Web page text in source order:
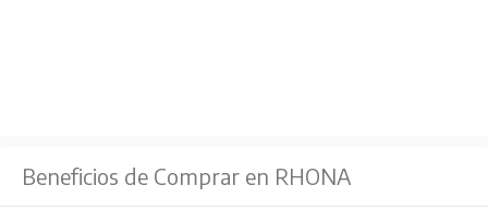
Beneficios de Comprar en RHONA